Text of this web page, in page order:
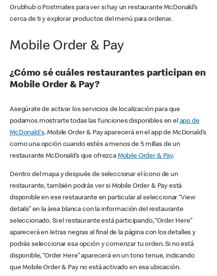
Grubhub o Postmates para ver si hay un restaurante McDonald’s
cerca de ti y explorar productos del menú para ordenar.
Mobile Order & Pay
¿Cómo sé cuáles restaurantes participan en
Mobile Order & Pay?
Asegúrate de activar los servicios de localización para que
podamos mostrarte todas las funciones disponibles en el app de
McDonald's. Mobile Order & Pay aparecerá en el app de McDonald’s
como una opción cuando estés a menos de 5 millas de un
restaurante McDonald’s que ofrezca Mobile Order & Pay.
Dentro del mapa y después de seleccionar el ícono de un
restaurante, también podrás ver si Mobile Order & Pay está
disponible en ese restaurante en particular al seleccionar “View
details” en la área blanca con la información del restaurante
seleccionado. Si el restaurante está participando, “Order Here”
aparecerá en letras negras al final de la página con los detalles y
podrás seleccionar esa opción y comenzar tu orden. Si no está
disponible, “Order Here” aparecerá en un tono tenue, indicando
que Mobile Order & Pay no está activado en esa ubicación.